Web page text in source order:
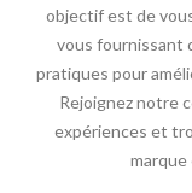
objectif est de
vous fournissant
pratiques pour
Rejoignez notre
expériences et
marque